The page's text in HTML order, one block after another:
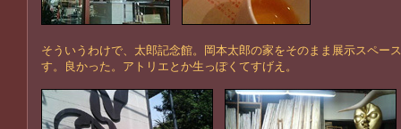
そういうわけで、太郎記念館。岡本太郎の家をそのまま展示スペー
す。良かった。アトリエとか生っぽくてすげえ。